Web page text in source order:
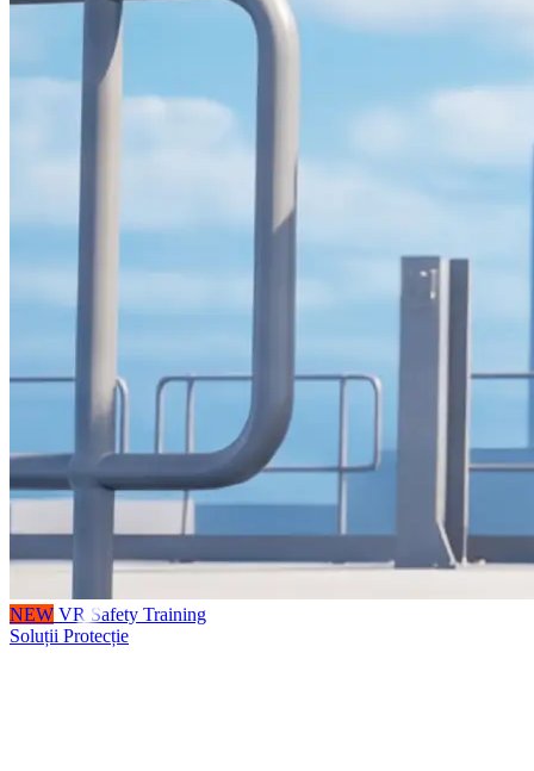
NEW VR Safety Training
Soluții Protecție